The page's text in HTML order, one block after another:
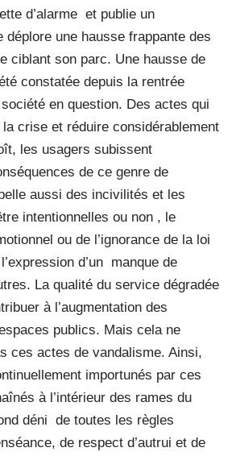
d’alarme et publie un
déplore une hausse frappante des
ciblant son parc. Une hausse de
constatée depuis la rentrée
en question. Des actes qui
la crise et réduire considérablement
les usagers subissent
de ce genre de
aussi des incivilités et les
intentionnelles ou non , le
ou de l’ignorance de la loi
d’un manque de
La qualité du service dégradée
à l’augmentation des
publics. Mais cela ne
ces actes de vandalisme. Ainsi,
importunés par ces
à l’intérieur des rames du
déni de toutes les règles
de respect d’autrui et de